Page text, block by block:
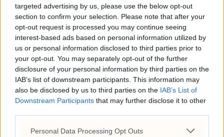
targeted advertising by us, please use the below opt-out
section to confirm your selection. Please note that after your
opt-out request is processed you may continue seeing
interest-based ads based on personal information utilized by
us or personal information disclosed to third parties prior to
your opt-out. You may separately opt-out of the further
disclosure of your personal information by third parties on the
IAB’s list of downstream participants. This information may
also be disclosed by us to third parties on the IAB’s List of
Downstream Participants that may further disclose it to other
Personal Data Processing Opt Outs
Subscribe to read more about market
shifts and trends
Discover why AI stocks are losing momentum.
Learn about Tesla's unique market position and
Understand the implications of Fed's liquidity